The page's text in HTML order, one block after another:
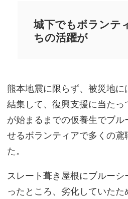
城下でもボランテ
ちの活躍が
熊本地震に限らず、被災地
結集して、復興支援に当た
が始まるまでの仮養生でブ
せるボランティアで多くの鳶
た。
スレート葺き屋根にブルー
ったところ、劣化していた